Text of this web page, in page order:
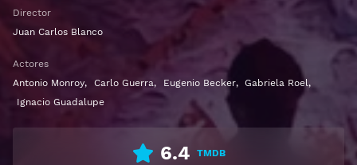
Director
Juan Carlos Blanco
Actores
Antonio Monroy, Carlo Guerra, Eugenio Becker, Gabriela Roel,
Ignacio Guadalupe
6.4 TMDB